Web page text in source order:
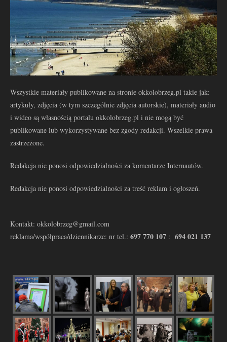
Wszystkie materiały publikowane na stronie okkolobrzeg.pl takie jak:
artykuły, zdjęcia (w tym szczególnie zdjęcia autorskie), materiały audio
i wideo są własnością portalu okkolobrzeg.pl i nie mogą być
publikowane lub wykorzystywane bez zgody redakcji. Wszelkie prawa
zastrzeżone.
Redakcja nie ponosi odpowiedzialności za komentarze Internautów.
Redakcja nie ponosi odpowiedzialności za treść reklam i ogłoszeń.
Kontakt: okkolobrzeg@gmail.com
reklama/współpraca/dziennikarze: nr tel.: 697 770 107 : 694 021 137